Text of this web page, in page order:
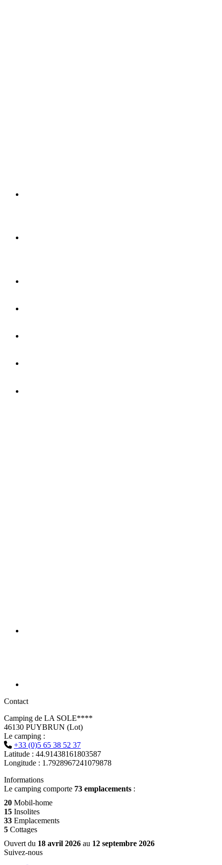
Contact
Camping de LA SOLE****
46130 PUYBRUN (Lot)
Le camping :
+33 (0)5 65 38 52 37
Latitude : 44.91438161803587
Longitude : 1.7928967241079878
Informations
Le camping comporte 73 emplacements :
20 Mobil-home
15 Insolites
33 Emplacements
5 Cottages
Ouvert du 18 avril 2026 au 12 septembre 2026
Suivez-nous